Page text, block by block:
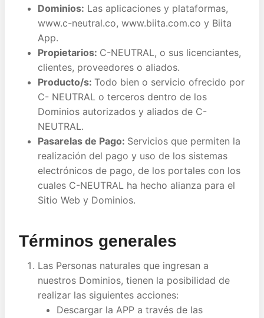
Dominios: Las aplicaciones y plataformas,
www.c-neutral.co, www.biita.com.co y Biita
App.
Propietarios: C-NEUTRAL, o sus licenciantes,
clientes, proveedores o aliados.
Producto/s: Todo bien o servicio ofrecido por
C- NEUTRAL o terceros dentro de los
Dominios autorizados y aliados de C-
NEUTRAL.
Pasarelas de Pago: Servicios que permiten la
realización del pago y uso de los sistemas
electrónicos de pago, de los portales con los
cuales C-NEUTRAL ha hecho alianza para el
Sitio Web y Dominios.
Términos generales
Las Personas naturales que ingresan a
nuestros Dominios, tienen la posibilidad de
realizar las siguientes acciones:
Descargar la APP a través de las